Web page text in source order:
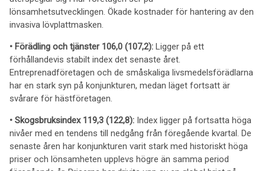
lönsamhetsutvecklingen. Ökade kostnader för hantering av den
invasiva lövplattmasken.
• Förädling och tjänster 106,0 (107,2): Ligger på ett
förhållandevis stabilt index det senaste året.
Entreprenadföretagen och de småskaliga livsmedelsförädlarna
har en stark syn på konjunkturen, medan läget fortsatt är
svårare för hästföretagen.
• Skogsbruksindex 119,3 (122,8): Index ligger på fortsatta höga
nivåer med en tendens till nedgång från föregående kvartal. De
senaste åren har konjunkturen varit stark med historiskt höga
priser och lönsamheten upplevs högre än samma period